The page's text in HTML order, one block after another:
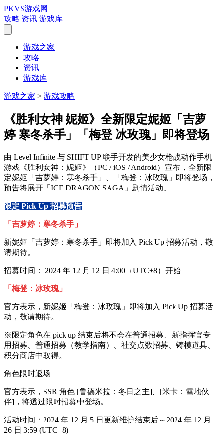
PKVS游戏网
攻略 资讯 游戏库
游戏之家
攻略
资讯
游戏库
游戏之家 > 游戏攻略
《胜利女神 妮姬》全新限定妮姬「吉萝
婷 寒冬杀手」「梅登 冰玫瑰」即将登场
由 Level Infinite 与 SHIFT UP 联手开发的美少女枪战动作手机
游戏《胜利女神：妮姬》（PC / iOS / Android）宣布，全新限
定妮姬「吉萝婷：寒冬杀手」、「梅登：冰玫瑰」即将登场，
预告将展开「ICE DRAGON SAGA」剧情活动。
限定 Pick Up 招募预告
「吉萝婷：寒冬杀手」
新妮姬「吉萝婷：寒冬杀手」即将加入 Pick Up 招募活动，敬
请期待。
招募时间： 2024 年 12 月 12 日 4:00（UTC+8）开始
「梅登：冰玫瑰」
官方表示，新妮姬「梅登：冰玫瑰」即将加入 Pick Up 招募活
动，敬请期待。
※限定角色在 pick up 结束后将不会在普通招募、新指挥官专
用招募、普通招募（教学指南）、社交点数招募、铸模道具、
积分商店中取得。
角色限时返场
官方表示，SSR 角色 [鲁德米拉：冬日之主]、[米卡：雪地伙
伴]，将透过限时招募中登场。
活动时间：2024 年 12 月 5 日更新维护结束后～2024 年 12 月
26 日 3:59 (UTC+8)